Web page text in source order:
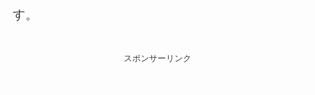
す。
スポンサーリンク